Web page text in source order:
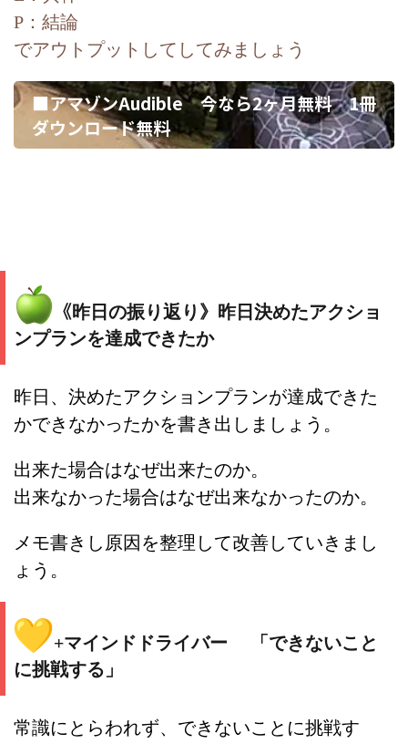
P：結論
でアウトプットしてしてみましょう
■アマゾンAudible 今なら2ヶ月無料 1冊
ダウンロード無料
《昨日の振り返り》昨日決めたアクショ
ンプランを達成できたか
昨日、決めたアクションプランが達成できた
かできなかったかを書き出しましょう。
出来た場合はなぜ出来たのか。
出来なかった場合はなぜ出来なかったのか。
メモ書きし原因を整理して改善していきまし
ょう。
+マインドドライバー
「できないこと
に挑戦する」
常識にとらわれず、できないことに挑戦す